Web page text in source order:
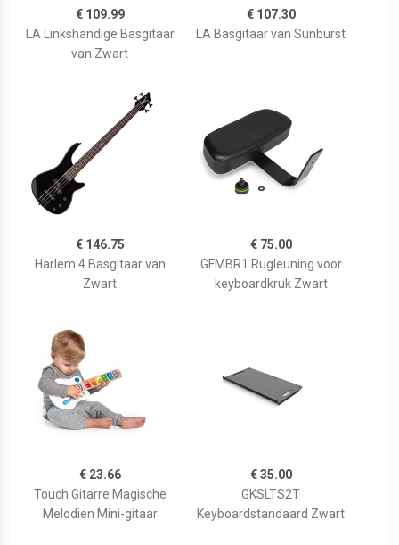
€ 109.99
LA Linkshandige Basgitaar
van Zwart
€ 107.30
LA Basgitaar van Sunburst
€ 146.75
Harlem 4 Basgitaar van
Zwart
€ 75.00
GFMBR1 Rugleuning voor
keyboardkruk Zwart
€ 23.66
Touch Gitarre Magische
Melodien Mini-gitaar
€ 35.00
GKSLTS2T
Keyboardstandaard Zwart